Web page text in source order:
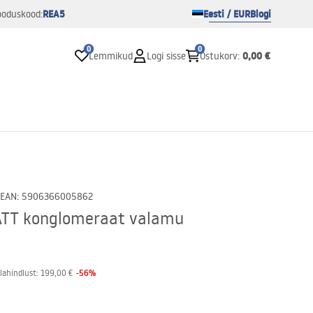
REA5 Eesti / EURBlogi
0
Lemmikud Logi sisse
0
Ostukorv: 0,00 €
EAN: 5906366005862
konglomeraat valamu
199,00 € -56%